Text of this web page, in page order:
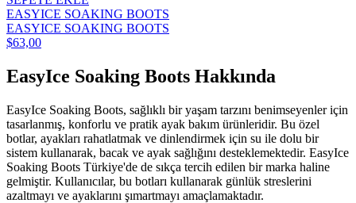
EASYICE SOAKING BOOTS
EASYICE SOAKING BOOTS
$63,00
EasyIce Soaking Boots Hakkında
EasyIce Soaking Boots, sağlıklı bir yaşam tarzını benimseyenler için
tasarlanmış, konforlu ve pratik ayak bakım ürünleridir. Bu özel
botlar, ayakları rahatlatmak ve dinlendirmek için su ile dolu bir
sistem kullanarak, bacak ve ayak sağlığını desteklemektedir. EasyIce
Soaking Boots Türkiye'de de sıkça tercih edilen bir marka haline
gelmiştir. Kullanıcılar, bu botları kullanarak günlük streslerini
azaltmayı ve ayaklarını şımartmayı amaçlamaktadır.